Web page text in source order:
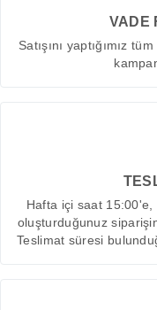
VADE
Satışını yaptığımız
Hafta içi saat
oluşturduğunuz
Teslimat süresi